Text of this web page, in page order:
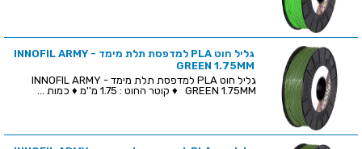
גליל חוט PLA למדפסת תלת מימד - INNOFIL ARMY
GREEN 1.75MM
גליל חוט PLA למדפסת תלת מימד - INNOFIL ARMY
GREEN 1.75MM ♦ קוטר החוט : 1.75 מ''מ ♦ כמות ...